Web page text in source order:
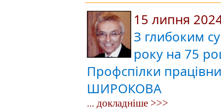
15 липня
З глибоким
року на 75
Профспілки
ШИРОКОВА
... докладніше >>>